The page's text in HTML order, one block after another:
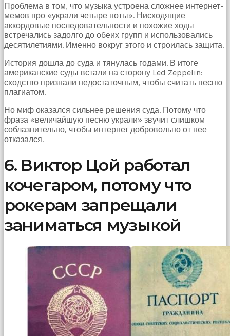
Проблема в том, что музыка устроена сложнее интернет-
мемов про «украли четыре ноты». Нисходящие
аккордовые последовательности и похожие ходы
встречались задолго до обеих групп и использовались
десятилетиями. Именно вокруг этого и строилась защита.
История дошла до суда и тянулась годами. В итоге
американские суды встали на сторону Led Zeppelin:
сходство признали недостаточным, чтобы считать песню
плагиатом.
Но миф оказался сильнее решения суда. Потому что
фраза «величайшую песню украли» звучит слишком
соблазнительно, чтобы интернет добровольно от нее
отказался.
6. Виктор Цой работал
кочегаром, потому что
рокерам запрещали
заниматься музыкой